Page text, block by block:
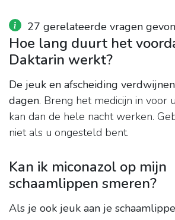
27 gerelateerde vragen
Hoe lang duurt het
Daktarin werkt?
De jeuk en afscheiding
dagen. Breng het medicijn in voor
kan dan de hele nacht werken.
niet als u ongesteld bent.
Kan ik miconazol op mijn
schaamlippen smeren?
Als je ook jeuk aan je